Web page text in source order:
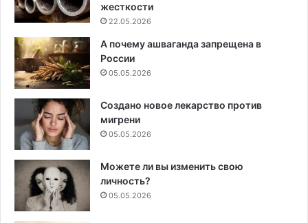
жесткости
22.05.2026
А почему ашваганда запрещена в
России
05.05.2026
Создано новое лекарство против
мигрени
05.05.2026
Можете ли вы изменить свою
личность?
05.05.2026